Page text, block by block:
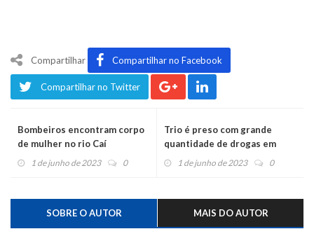
Compartilhar Compartilhar no Facebook
Compartilhar no Twitter
Bombeiros encontram corpo
de mulher no rio Caí
1 de junho de 2023 0
Trio é preso com grande
quantidade de drogas em
Feliz1 de junho de 2023 0
SOBRE O AUTOR MAIS DO AUTOR